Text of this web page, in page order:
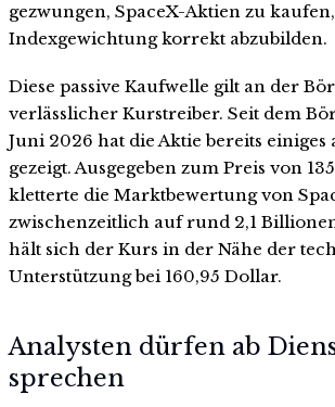
gezwungen, SpaceX-Aktien zu
Indexgewichtung korrekt abzubilden.
Diese passive Kaufwelle gilt an der
verlässlicher Kurstreiber. Seit dem
Juni 2026 hat die Aktie bereits einiges
gezeigt. Ausgegeben zum Preis von
kletterte die Marktbewertung von
zwischenzeitlich auf rund 2,1
hält sich der Kurs in der Nähe der
Unterstützung bei 160,95 Dollar.
Analysten dürfen ab
sprechen